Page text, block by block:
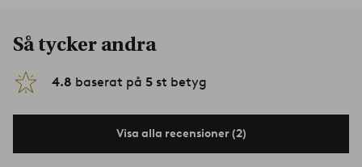
Så tycker andra
4.8 baserat på 5 st betyg
Visa alla recensioner (2)